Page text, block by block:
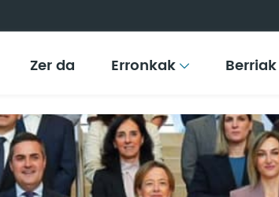
Zer da Erronkak Berriak